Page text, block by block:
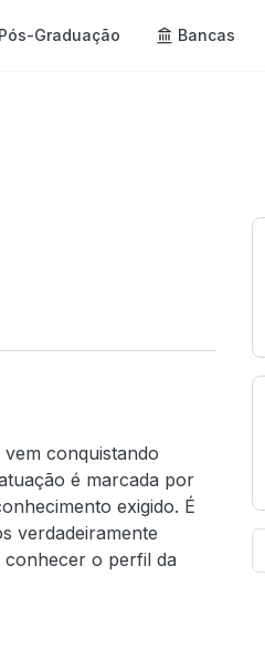
Pós-Graduação Bancas
conquistando
é marcada por
exigido. É
verdadeiramente
conhecer o perfil da